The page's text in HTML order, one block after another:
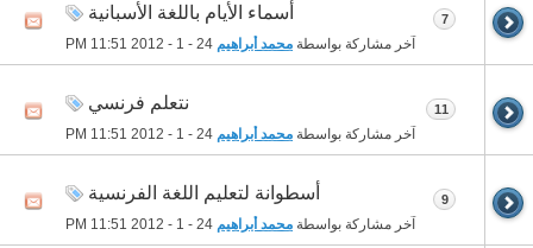
أسماء الأيام باللغة الأسبانية
آخر مشاركة بواسطة محمد أبراهيم 11:51 PM
7
نتعلم فرنسي
آخر مشاركة بواسطة محمد أبراهيم 11:51 PM
11
أسطوانة لتعليم اللغة الفرنسية
آخر مشاركة بواسطة محمد أبراهيم 11:51 PM
9